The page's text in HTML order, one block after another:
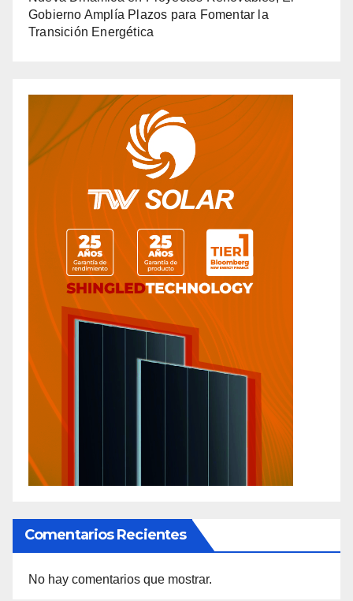
Gobierno Amplía Plazos para Fomentar la
Transición Energética
Comentarios Recientes
No hay comentarios que mostrar.